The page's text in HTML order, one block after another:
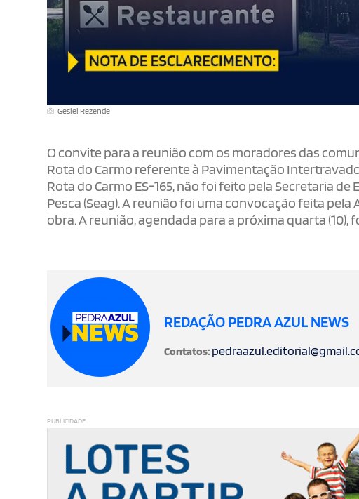
Gesiel Rezende
O convite para a reunião com os moradores das
Rota do Carmo referente à Pavimentação
Rota do Carmo ES-165, não foi feito pela Secretaria
Pesca (Seag). A reunião foi uma convocação feita
obra. A reunião, agendada para a próxima quarta (10),
REDAÇÃO PEDRA AZUL NEWS
Contatos:
PUBLICIDADE